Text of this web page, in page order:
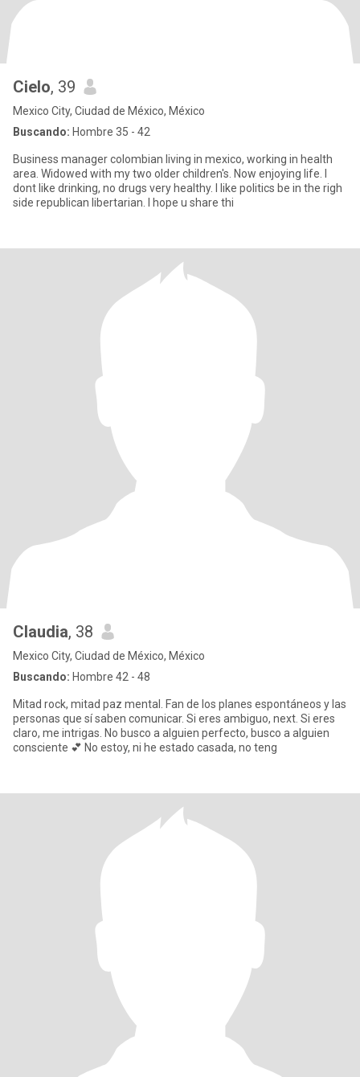
Cielo, 39
Mexico City, Ciudad de México, México
Buscando: Hombre 35 - 42
Business manager colombian living in mexico, working in health
area. Widowed with my two older children's. Now enjoying life. I
dont like drinking, no drugs very healthy. I like politics be in the righ
side republican libertarian. I hope u share thi
Claudia, 38
Mexico City, Ciudad de México, México
Buscando: Hombre 42 - 48
Mitad rock, mitad paz mental. Fan de los planes espontáneos y las
personas que sí saben comunicar. Si eres ambiguo, next. Si eres
claro, me intrigas. No busco a alguien perfecto, busco a alguien
consciente 💕 No estoy, ni he estado casada, no teng